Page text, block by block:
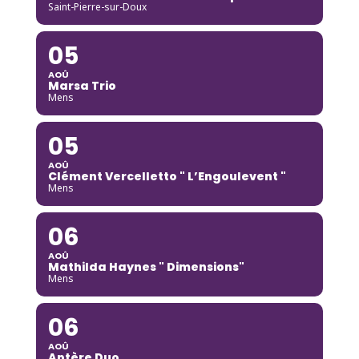
Saint-Pierre-sur-Doux
05
AOÛ
Marsa Trio
Mens
05
AOÛ
Clément Vercelletto " L’Engoulevent "
Mens
06
AOÛ
Mathilda Haynes " Dimensions"
Mens
06
AOÛ